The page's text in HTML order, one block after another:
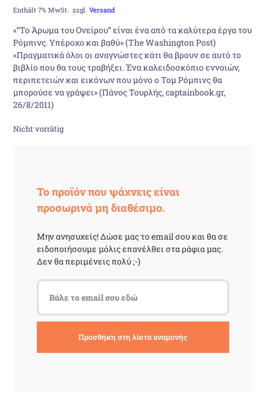
Preis
war:
21,90 €
ist:
18,25 €.
Enthält 7% MwSt. zzgl.Versand
«“Το Άρωμα του Ονείρου“ είναι ένα από τα καλύτερα έργα του
Ρόμπινς. Υπέροχο και βαθύ» (The Washington Post)
«Πραγματικά όλοι οι αναγνώστες κάτι θα βρουν σε αυτό το
βιβλίο που θα τους τραβήξει. Ένα καλειδοσκόπιο εννοιών,
περιπετειών και εικόνων που μόνο ο Τομ Ρόμπινς θα
μπορούσε να γράψει» (Πάνος Τουρλής, captainbook.gr,
26/8/2011)
Nicht vorrätig
Το προϊόν που ψάχνεις είναι
προσωρινά μη διαθέσιμο.
Μην ανησυχείς! Δώσε μας το email σου και θα σε
ειδοποιήσουμε μόλις επανέλθει στα ράφια μας.
Δεν θα περιμένεις πολύ ;-)